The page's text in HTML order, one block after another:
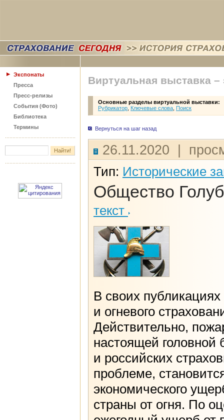
Экспонаты
Пресса
Пресс-релизы
События (Фото)
Библиотека
Термины
Виртуальная выставка –
Основные разделы виртуальной выставки:
Рубрикатор Ключевые слова Поиск
Вернуться на шаг назад
26.11.2020 |
Тип: Исторические
Общество
текст
В своих
и огневого
Действительно,
настоящей головной
и российских
проблеме,
экономического
страны от огня. По